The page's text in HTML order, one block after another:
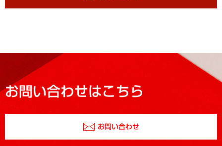
お問い合わせはこちら
お問い合わせ